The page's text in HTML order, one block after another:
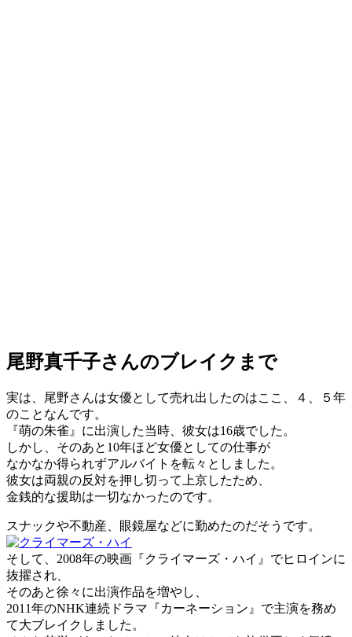
尾野真千子さんのブレイクまで
実は、尾野さんは女優として売れ出したのはここ、４、５年
のことなんです。
『萌の朱雀』に出演した当時、彼女は16歳でした。
しかし、そのあと10年ほど女優としての仕事が
なかなか得られずアルバイトを転々としました。
彼女は両親の反対を押し切って上京したため、
金銭的な援助は一切なかったのです。
スナックや不動産、眼鏡屋などに勤めたのだそうです。
そして、2008年の映画『クライマーズ・ハイ』でヒロインに
抜擢され、
そのあと徐々に出演作品を増やし、
2011年のNHK連続ドラマ『カーネーション』で主演を務め
て大ブレイクしました。